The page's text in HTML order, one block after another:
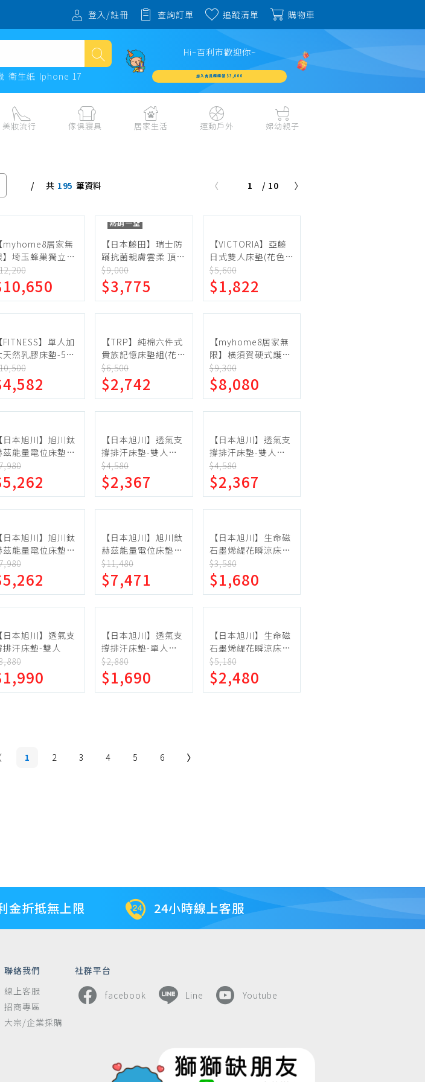
登入/註冊 查詢訂單 追蹤清單 購物車
衛生紙 Iphone 17
Hi~百利市歡迎你~
加入會員週週領 $3,000
美妝流行 傢俱寢具
寢具
居家裝修
開運
園藝植栽
居家生活
成人用品🔞
寵物飼料、寵物用品
運動戶外
旅行用品、行李箱、
健身、運動器材
自行車、電動車系列
機車專區
機車部品百貨
汽車百貨
婦幼親子
書包、兒童生活用品
教具、童書、美勞
家庭護理 、銀髮生活
共 195 筆資料 1 / 10
【myhome8居家無
】埼玉蜂巢獨立筒
-5尺
熱銷一空
【日本藤田】瑞士防
蹣抗菌親膚雲柔 頂級
天然乳膠床墊(5cm)-
單人
$9,000
$3,775
【VICTORIA】亞藤
日式雙人床墊(花色隨
機出貨)
$5,600
$1,822
【FITNESS】單人加
天然乳膠床墊-5公
【TRP】純棉六件式
貴族記憶床墊組(花色
隨機出貨)
$6,500
$2,742
【myhome8居家無
限】橫須賀硬式護脊
床墊-3.5尺
$9,300
$8,080
【日本旭川】旭川鈦
茲能量電位床墊-
加大(保暖 抑菌
)
【日本旭川】透氣支
撐排汗床墊-雙人加
大
$4,580
$2,367
【日本旭川】透氣支
撐排汗床墊-雙人加
大
$4,580
$2,367
【日本旭川】旭川鈦
茲能量電位床墊-
加大(保暖 抑菌
)
【日本旭川】旭川鈦
赫茲能量電位床墊-
雙人加大(保暖 抑菌
消臭 )
$11,480
$7,471
【日本旭川】生命磁
石墨烯緹花瞬涼床
墊-單人
$3,580
$1,680
【日本旭川】透氣支
排汗床墊-雙人
【日本旭川】透氣支
撐排汗床墊-單人加
大
$2,880
$1,690
【日本旭川】生命磁
石墨烯緹花瞬涼床
墊-雙人加大
$5,180
$2,480
1 2 3 4 5 6
金折抵無上限 24小時線上客服
聯絡我們
線上客服
招商專區
大宗/企業採購
社群平台
facebook Line Youtube